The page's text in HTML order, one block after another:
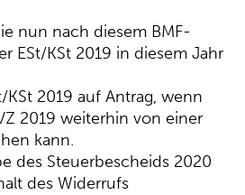
nun nach diesem BMF-
ESt/KSt 2019 in diesem Jahr
2019 auf Antrag, wenn
2019 weiterhin von einer
kann.
des Steuerbescheids 2020
des Widerrufs